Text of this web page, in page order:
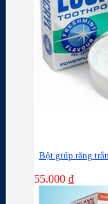
Bột giúp răng
55.000 ₫